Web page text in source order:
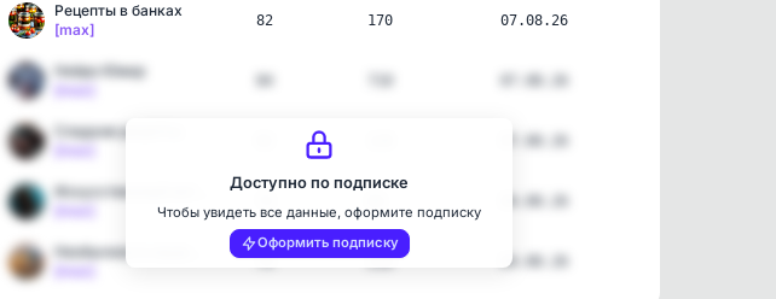
Рецепты в банках
[max]
82 170 07.08.26
Нейро Юмор
Сладкие рецепты
74 210 04.08.26
Доступно по подписке
Чтобы увидеть все данные, оформите подписку
Оформить подписку